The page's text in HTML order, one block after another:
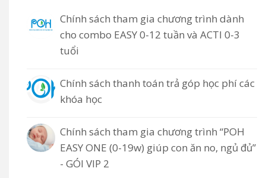
Chính sách tham gia chương trình dành
cho combo EASY 0-12 tuần và ACTI 0-3
tuổi
Chính sách thanh toán trả góp học phí các
khóa học
Chính sách tham gia chương trình “POH
EASY ONE (0-19w) giúp con ăn no, ngủ đủ”
- GÓI VIP 2